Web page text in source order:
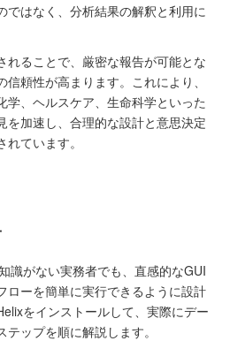
ではなく、分析結果の解釈と利用に
れることで、厳密な報告が可能とな
頼性が高まります。これにより、
学、ヘルスケア、生命科学といった
を加速し、合理的な設計と意思決定
ています。
識がない実務者でも、直感的なGUI
ローを簡単に実行できるように設計
をインストールして、実際にデー
ップを順に解説します。